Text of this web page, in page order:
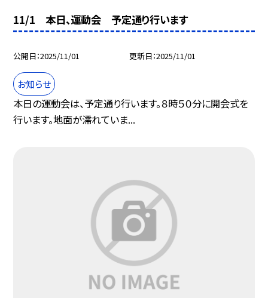
11/1 本日、運動会 予定通り行います
公開日 2025/11/01 更新日 2025/11/01
お知らせ
本日の運動会は、予定通り行います。８時５０分に開会式を
行います。地面が濡れていま...